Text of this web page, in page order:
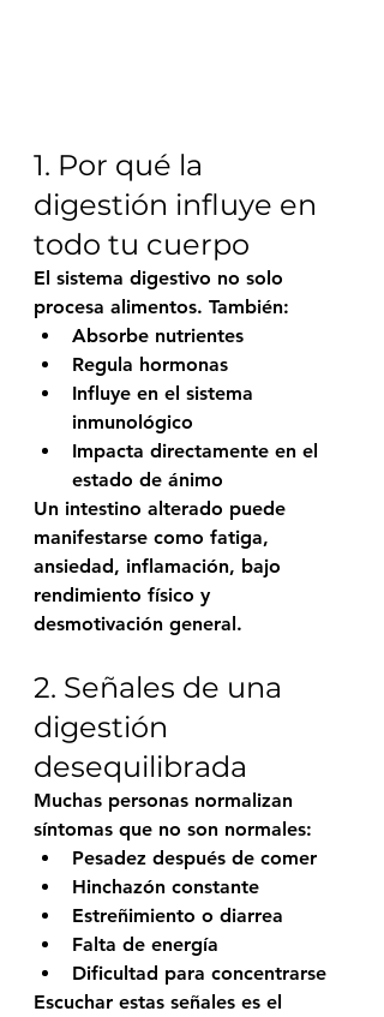
1. Por qué la
digestión influye en
todo tu cuerpo
El sistema digestivo no solo
procesa alimentos. También:
Absorbe nutrientes
Regula hormonas
Influye en el sistema
inmunológico
Impacta directamente en el
estado de ánimo
Un intestino alterado puede
manifestarse como fatiga,
ansiedad, inflamación, bajo
rendimiento físico y
desmotivación general.
2. Señales de una
digestión
desequilibrada
Muchas personas normalizan
síntomas que no son normales:
Pesadez después de comer
Hinchazón constante
Estreñimiento o diarrea
Falta de energía
Dificultad para concentrarse
Escuchar estas señales es el